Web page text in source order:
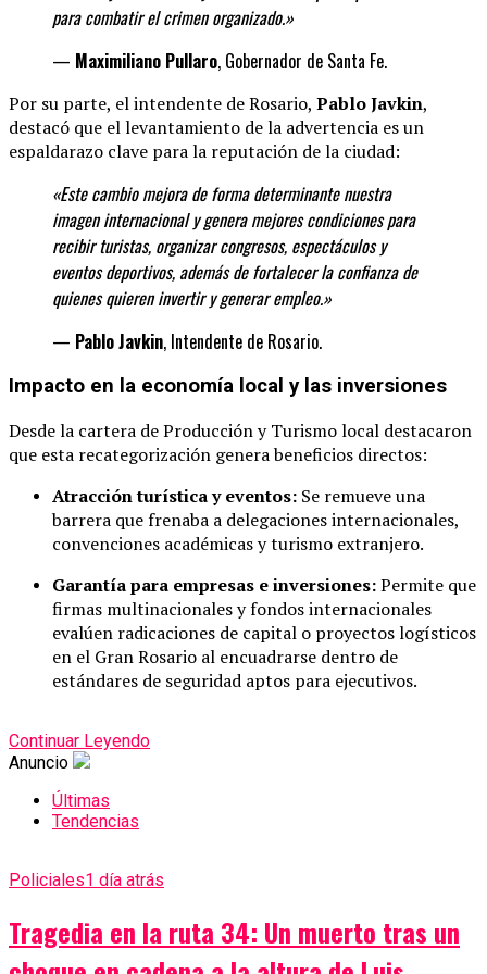
para combatir el crimen organizado.»
— Maximiliano Pullaro, Gobernador de Santa Fe.
Por su parte, el intendente de Rosario, Pablo Javkin,
destacó que el levantamiento de la advertencia es un
espaldarazo clave para la reputación de la ciudad:
«Este cambio mejora de forma determinantenuestra
imagen internacional y genera mejores condiciones para
recibir turistas, organizar congresos, espectáculos y
eventos deportivos, además de fortalecer la confianza de
quienes quieren invertir y generarempleo.»
— Pablo Javkin, Intendente de Rosario.
Impacto en la economía local y las inversiones
Desde la cartera de Producción y Turismo local destacaron
que esta recategorización genera beneficios directos:
Atracción turística y eventos: Se remueve una
barrera que frenaba a delegaciones internacionales,
convenciones académicas y turismo extranjero.
Garantía para empresas e inversiones:Permite que
firmas multinacionales y fondos internacionales
evalúen radicaciones de capital o proyectos logísticos
en el Gran Rosario al encuadrarse dentro de
estándares de seguridad aptos para ejecutivos.
Continuar Leyendo
Anuncio
Últimas
Tendencias
Policiales1 día atrás
Tragedia en la ruta 34: Un muerto tras un